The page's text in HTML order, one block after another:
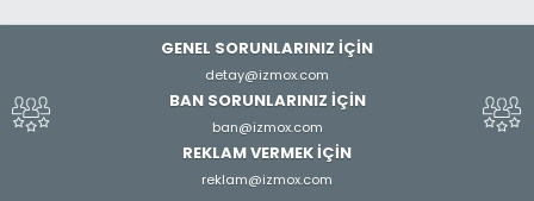
GENEL SORUNLARINIZ İÇİN
detay@izmox.com
BAN SORUNLARINIZ İÇİN
ban@izmox.com
REKLAM VERMEK İÇİN
reklam@izmox.com